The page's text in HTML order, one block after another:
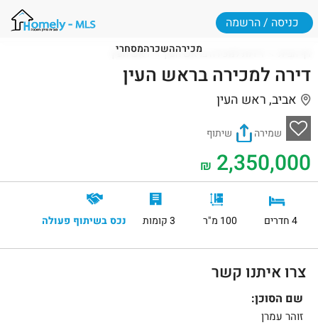
מכירההשכרהמסחרי
כניסה / הרשמה
דירות למכירה בראש העין ראש העין
דירה למכירה בראש העין
אביב, ראש העין
שמירה שיתוף
2,350,000
₪
4 חדרים 100 מ"ר 3 קומות נכס בשיתוף פעולה
צרו איתנו קשר
שם הסוכן:
זוהר עמרן